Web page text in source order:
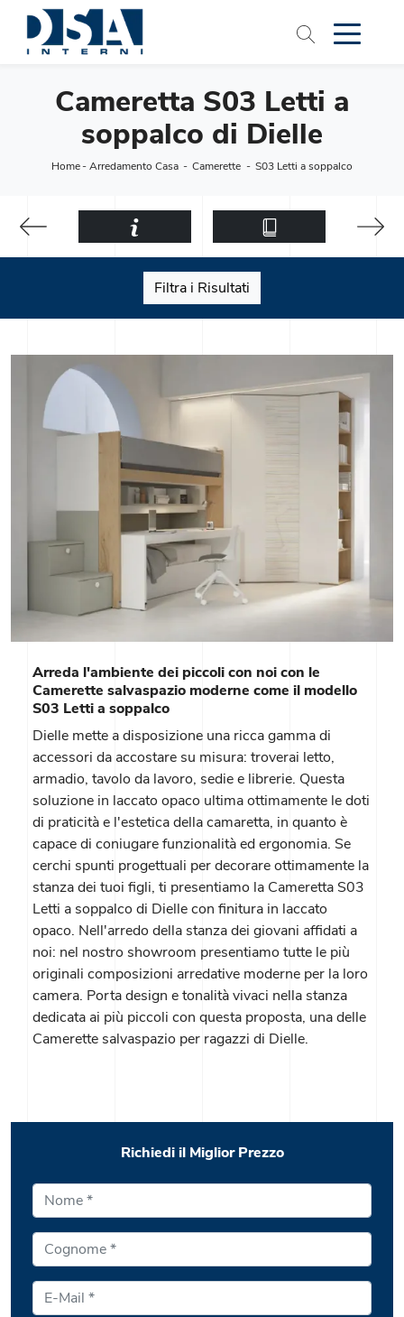
Cameretta S03 Letti a
soppalco di Dielle
Home-Arredamento Casa - Camerette - S03 Letti a soppalco
Filtra i Risultati
Arreda l'ambiente dei piccoli con noi con le
Camerette salvaspazio moderne come il modello
S03 Letti a soppalco
Dielle mette a disposizione una ricca gamma di
accessori da accostare su misura: troverai letto,
armadio, tavolo da lavoro, sedie e librerie. Questa
soluzione in laccato opaco ultima ottimamente le doti
di praticità e l'estetica della camaretta, in quanto è
capace di coniugare funzionalità ed ergonomia. Se
cerchi spunti progettuali per decorare ottimamente la
stanza dei tuoi figli, ti presentiamo la Cameretta S03
Letti a soppalco di Dielle con finitura in laccato
opaco. Nell'arredo della stanza dei giovani affidati a
noi: nel nostro showroom presentiamo tutte le più
originali composizioni arredative moderne per la loro
camera. Porta design e tonalità vivaci nella stanza
dedicata ai più piccoli con questa proposta, una delle
Camerette salvaspazio per ragazzi di Dielle.
Richiedi il Miglior Prezzo